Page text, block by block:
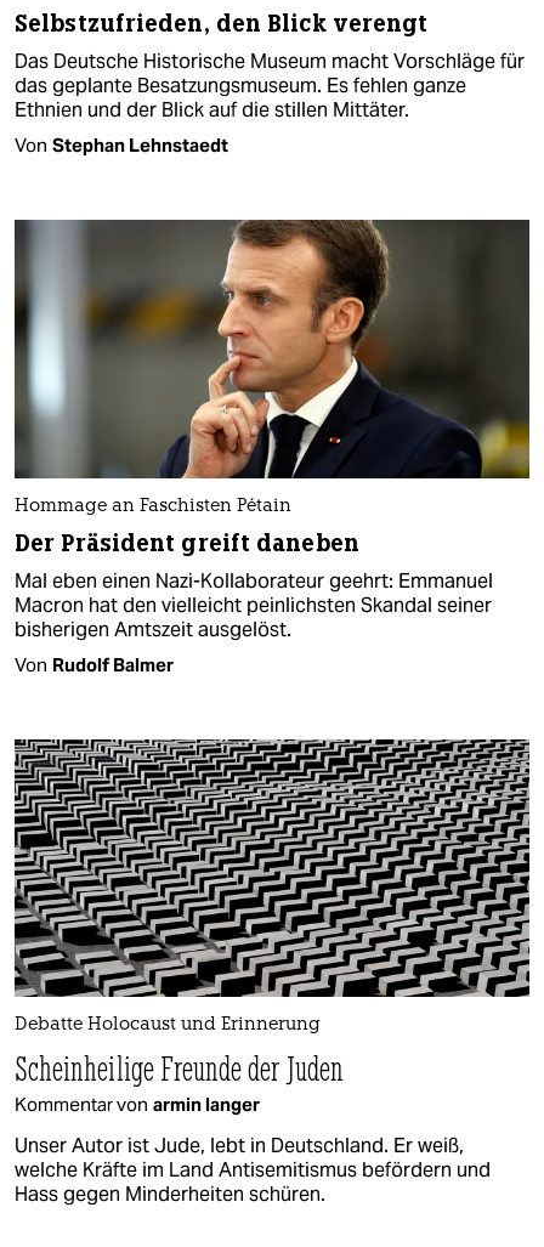
Selbstzufrieden, den Blick verengt
Das Deutsche Historische Museum macht Vorschläge für
das geplante Besatzungsmuseum. Es fehlen ganze
Ethnien und der Blick auf die stillen Mittäter.
Von Stephan Lehnstaedt
Hommage an Faschisten Pétain
Der Präsident greift daneben
Mal eben einen Nazi-Kollaborateur geehrt: Emmanuel
Macron hat den vielleicht peinlichsten Skandal seiner
bisherigen Amtszeit ausgelöst.
Von Rudolf Balmer
Debatte Holocaust und Erinnerung
Scheinheilige Freunde der Juden
Kommentar von armin langer
Unser Autor ist Jude, lebt in Deutschland. Er weiß,
welche Kräfte im Land Antisemitismus befördern und
Hass gegen Minderheiten schüren.